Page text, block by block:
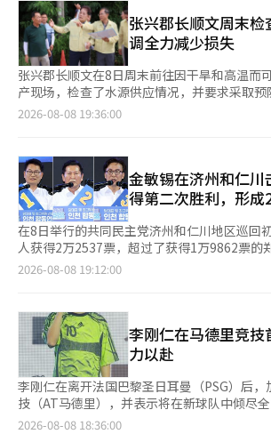
农民讨论灌溉对策等意见。 他还视察了夏季游客集中前往的松湖
海水浴场、黄土国家主题村和天涯海角客船码
客安全管理设施和高温应对情况
张兴郡长顺文周末检
调全力减少损失
张兴郡长顺文在8日周末前往因干旱和高温而
产现场，检查了水源供应情况，并要求采取
长郡长当天依次访问了六个干旱和高温脆弱地
行了检查。张兴地区今年1月至7月的累计降水
为平年922.8毫米的约72%。自本月1日起，
发布高温警报，农作物和养殖鱼类的受损风险
3日至4日对辖区内农作物进行干旱损失调
2026-08-08 19:36:00
金敏锡在济州和仁川
得第二次胜利，形成
在8日举行的共同民主党济州和仁川地区巡回
人获得2万2537票，超过了获得1万9862票的
此，金候选人在除去1日进行的釜山·蔚山·庆
川分别获得8742票和1万3795票，超过了郑候
6625票和在仁川获得的1万3237票。宋永吉
1240票，在仁川获得3559票，总计4799票。 在初选结果公布前，
党代表候选人们在当天下午于仁川南东体育馆
2026-08-08 19:12:00
李刚仁在马德里竞技
力以赴
李刚仁在离开法国巴黎圣日耳曼（PSG）后
技（AT马德里），并表示将在新球队中倾尽
能力。 据8日联合新闻社报道，李刚仁当天在首尔木洞综合运动场
2026-08-08 18:36:00